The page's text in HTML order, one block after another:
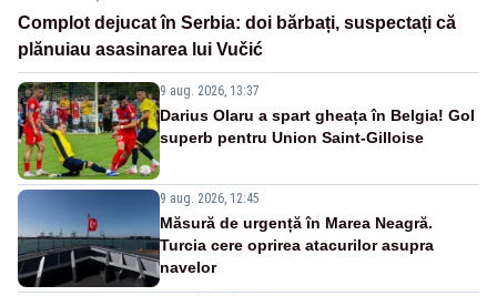
Complot dejucat în Serbia: doi bărbați, suspectați că
plănuiau asasinarea lui Vučić
9 aug. 2026, 13:37
Darius Olaru a spart gheața în Belgia! Gol
superb pentru Union Saint-Gilloise
9 aug. 2026, 12:45
Măsură de urgență în Marea Neagră.
Turcia cere oprirea atacurilor asupra
navelor